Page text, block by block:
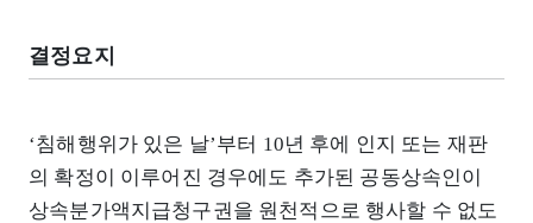
결정요지
‘침해행위가 있은 날’부터 10년 후에 인지 또는 재판
의 확정이 이루어진 경우에도 추가된 공동상속인이
상속분가액지급청구권을 원천적으로 행사할 수 없도